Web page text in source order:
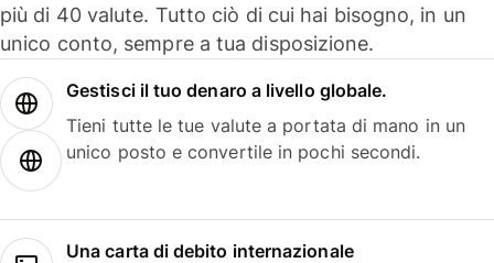
più di 40 valute. Tutto ciò di cui hai bisogno, in un
unico conto, sempre a tua disposizione.
Gestisci il tuo denaro a livello globale.
Tieni tutte le tue valute a portata di mano in un
unico posto e convertile in pochi secondi.
Una carta di debito internazionale